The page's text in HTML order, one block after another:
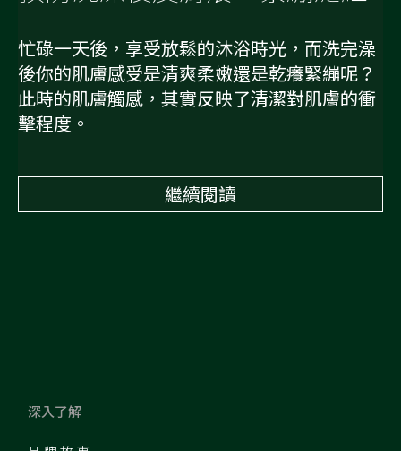
忙碌一天後，享受放鬆的沐浴時光，而洗完澡
後你的肌膚感受是清爽柔嫩還是乾癢緊繃呢？
此時的肌膚觸感，其實反映了清潔對肌膚的衝
擊程度。
繼續閱讀
深入了解